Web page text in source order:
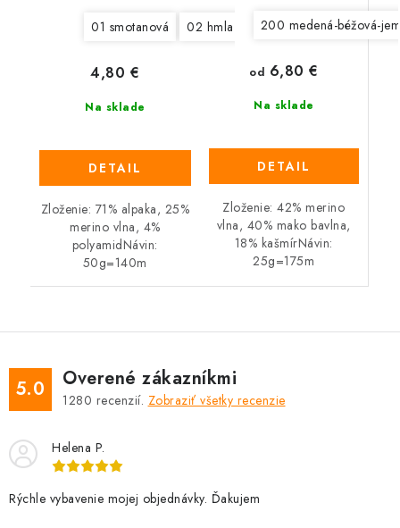
01 smotanová 02 hmla 03 perlovo šedá 04
Na sklade
4,80 €
DETAIL
Zloženie: 71% alpaka, 25%
merino vlna, 4%
polyamidNávin:
50g=140m
200 medená-béžová-
Na sklade
od 6,80 €
DETAIL
Zloženie: 42% merino
vlna, 40% mako bavlna,
18% kašmírNávin:
25g=175m
5.0 Overené zákazníkmi
1280 recenzií. Zobraziť všetky recenzie
Helena P.
Rýchle vybavenie mojej objednávky. Ďakujem